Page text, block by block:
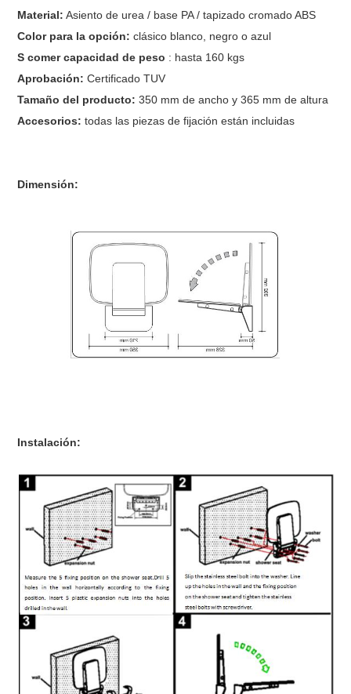
Material: Asiento de urea / base PA / tapizado cromado ABS
Color para la opción: clásico blanco, negro o azul
S comer capacidad de peso : hasta 160 kgs
Aprobación: Certificado TUV
Tamaño del producto: 350 mm de ancho y 365 mm de altura
Accesorios: todas las piezas de fijación están incluidas
Dimensión:
Instalación: